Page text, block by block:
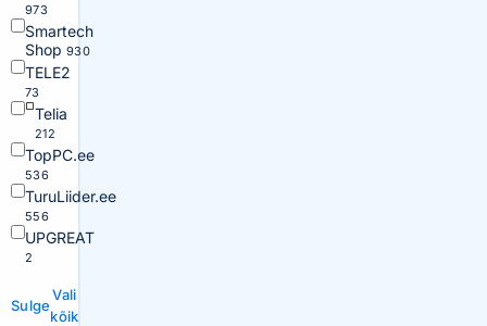
973
Smartech
Shop 930
TELE2
73
Telia
212
TopPC.ee
536
TuruLiider.ee
556
UPGREAT
2
Sulge
Vali
kõik